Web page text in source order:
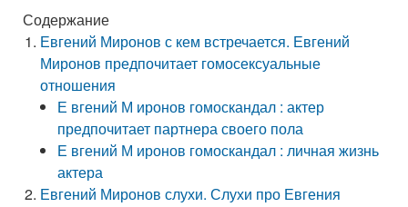
Содержание
Евгений Миронов с кем встречается. Евгений
Миронов предпочитает гомосексуальные
отношения
Е вгений М иронов гомоскандал : актер
предпочитает партнера своего пола
Е вгений М иронов гомоскандал : личная жизнь
актера
Евгений Миронов слухи. Слухи про Евгения